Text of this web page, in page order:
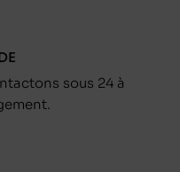
sous 24 à